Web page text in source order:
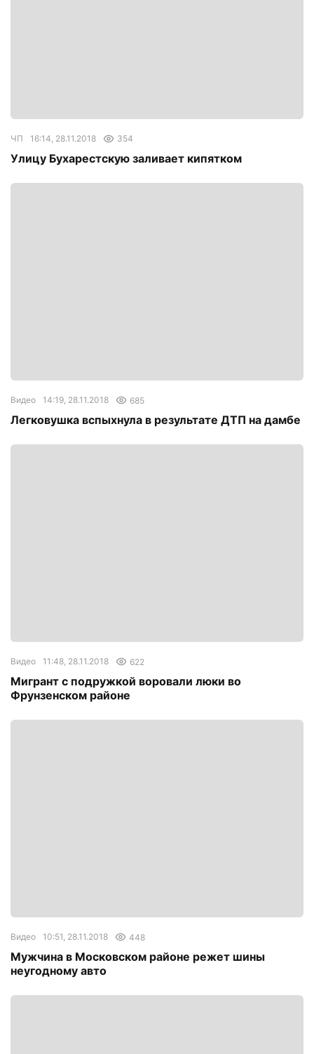
ЧП 16:14, 28.11.2018 354
Улицу Бухарестскую заливает кипятком
Видео 14:19, 28.11.2018 685
Легковушка вспыхнула в результате ДТП на дамбе
Видео 11:48, 28.11.2018 622
Мигрант с подружкой воровали люки во
Фрунзенском районе
Видео 10:51, 28.11.2018 448
Мужчина в Московском районе режет шины
неугодному авто